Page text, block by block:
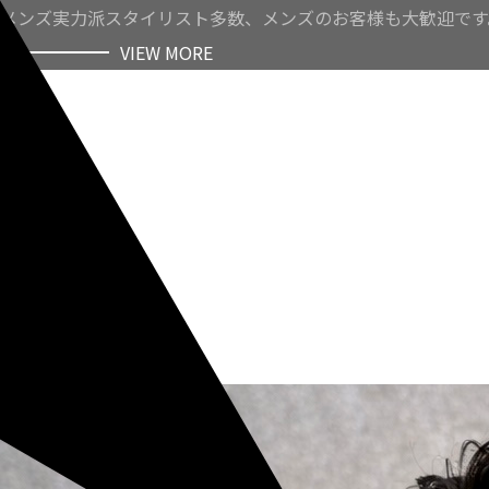
メンズ実力派スタイリスト多数、メンズのお客様も大歓迎で
VIEW MORE
VIEW MORE